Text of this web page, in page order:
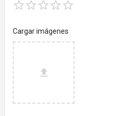
Cargar imágenes